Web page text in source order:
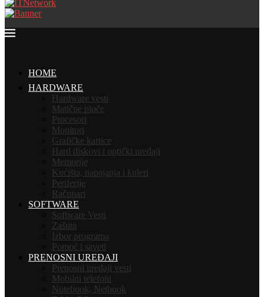
HOME
HARDWARE
Hardware vesti
Matične ploče
Procesori
Monitori
Grafičke kartice
Hard diskovi i optički uređaji
Memorije
Kućišta, napajanja i kuleri
Periferije
Računari
SOFTWARE
Software Vesti
Zaštita
Izbor programa
Pomoć i saveti
PRENOSNI UREĐAJI
Prenosni uređaji vesti
Mobilni telefoni
Notebook, Netbook